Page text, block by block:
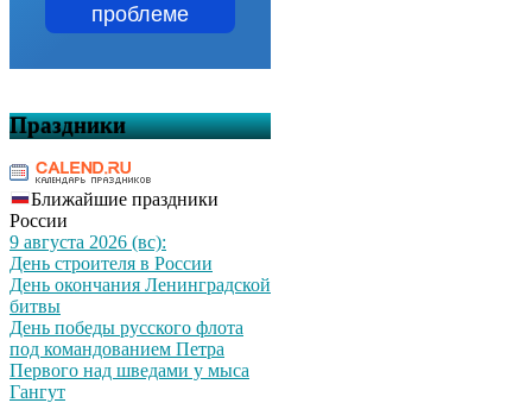
проблеме
Праздники
Ближайшие праздники
России
9 августа 2026 (вс):
День строителя в России
День окончания Ленинградской
битвы
День победы русского флота
под командованием Петра
Первого над шведами у мыса
Гангут